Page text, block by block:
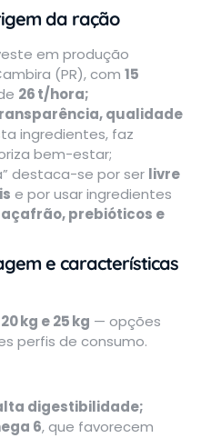
da ração
em produção
(PR), com 15
26 t/hora;
qualidade
ingredientes, faz
bem-estar;
destaca-se por ser livre
e por usar ingredientes
açafrão, prebióticos e
e características
20 kg e 25 kg — opções
perfis de consumo.
digestibilidade;
6, que favorecem